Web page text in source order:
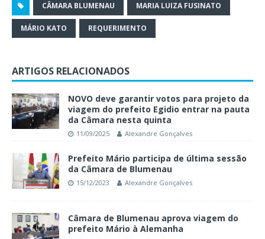
CÂMARA BLUMENAU MARIA LUIZA FUSINATO
MÁRIO KATO REQUERIMENTO
ARTIGOS RELACIONADOS
NOVO deve garantir votos para projeto da
viagem do prefeito Egidio entrar na pauta
da Câmara nesta quinta
11/09/2025 Alexandre Gonçalves
Prefeito Mário participa de última sessão
da Câmara de Blumenau
15/12/2023 Alexandre Gonçalves
Câmara de Blumenau aprova viagem do
prefeito Mário à Alemanha